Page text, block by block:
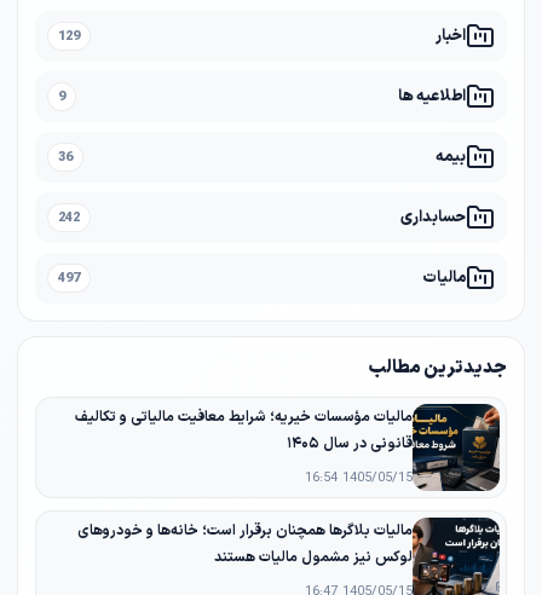
اخبار 129
اطلاعیه ها 9
بیمه 36
حسابداری 242
مالیات 497
جدیدترین مطالب
مالیات مؤسسات خیریه؛ شرایط معافیت مالیاتی و تکالیف
قانونی در سال ۱۴۰۵
1405/05/15 16:54
مالیات بلاگرها همچنان برقرار است؛ خانه‌ها و خودروهای
لوکس نیز مشمول مالیات هستند